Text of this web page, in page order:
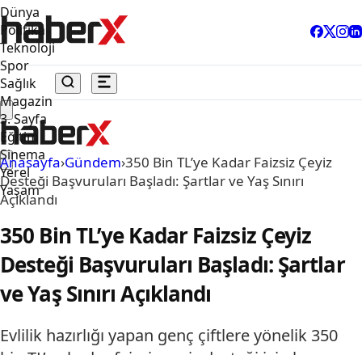
Dünya
Politika
Teknoloji
Spor
Sağlık
Magazin
3. Sayfa
Eğitim
Sinema
Yerel
Yaşam
Anasayfa›Gündem›350 Bin TL’ye Kadar Faizsiz Çeyiz
Desteği Başvuruları Başladı: Şartlar ve Yaş Sınırı
Açıklandı
350 Bin TL’ye Kadar Faizsiz Çeyiz
Desteği Başvuruları Başladı: Şartlar
ve Yaş Sınırı Açıklandı
Evlilik hazırlığı yapan genç çiftlere yönelik 350